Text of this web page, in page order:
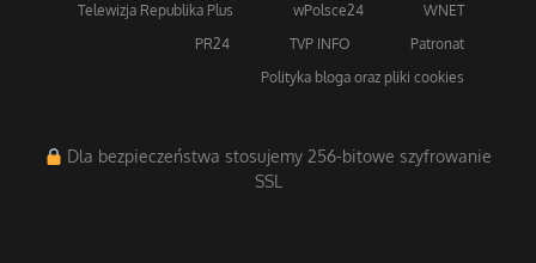
Telewizja Republika Plus
wPolsce24
WNET
PR24
TVP INFO
Patronat
Polityka bloga oraz pliki cookies
Dla bezpieczeństwa stosujemy 256-bitowe szyfrowanie
SSL